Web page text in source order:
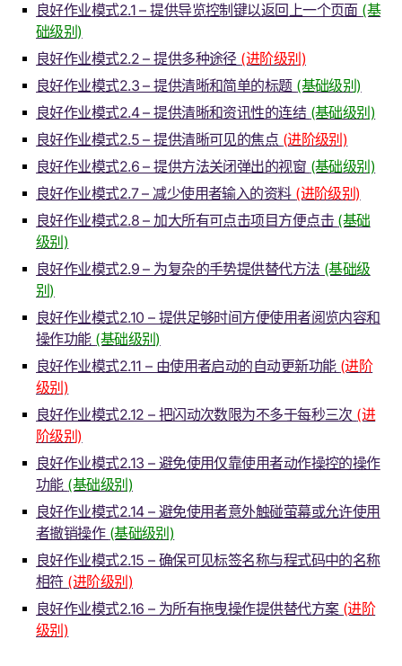
良好作业模式2.1 – 提供导览控制键以返回上一个页面 (基
础级别)
良好作业模式2.2 – 提供多种途径 (进阶级别)
良好作业模式2.3 – 提供清晰和简单的标题 (基础级别)
良好作业模式2.4 – 提供清晰和资讯性的连结 (基础级别)
良好作业模式2.5 – 提供清晰可见的焦点 (进阶级别)
良好作业模式2.6 – 提供方法关闭弹出的视窗 (基础级别)
良好作业模式2.7 – 减少使用者输入的资料 (进阶级别)
良好作业模式2.8 – 加大所有可点击项目方便点击 (基础
级别)
良好作业模式2.9 – 为复杂的手势提供替代方法 (基础级
别)
良好作业模式2.10 – 提供足够时间方便使用者阅览内容和
操作功能 (基础级别)
良好作业模式2.11 – 由使用者启动的自动更新功能 (进阶
级别)
良好作业模式2.12 – 把闪动次数限为不多于每秒三次 (进
阶级别)
良好作业模式2.13 – 避免使用仅靠使用者动作操控的操作
功能 (基础级别)
良好作业模式2.14 – 避免使用者意外触碰萤幕或允许使用
者撤销操作 (基础级别)
良好作业模式2.15 – 确保可见标签名称与程式码中的名称
相符 (进阶级别)
良好作业模式2.16 – 为所有拖曳操作提供替代方案 (进阶
级别)